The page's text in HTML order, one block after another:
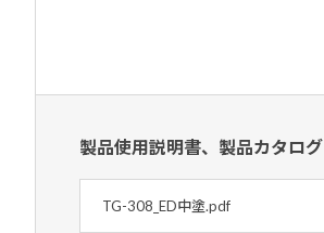
製品使用説明書、製品カタログ
TG-308_ED中塗.pdf